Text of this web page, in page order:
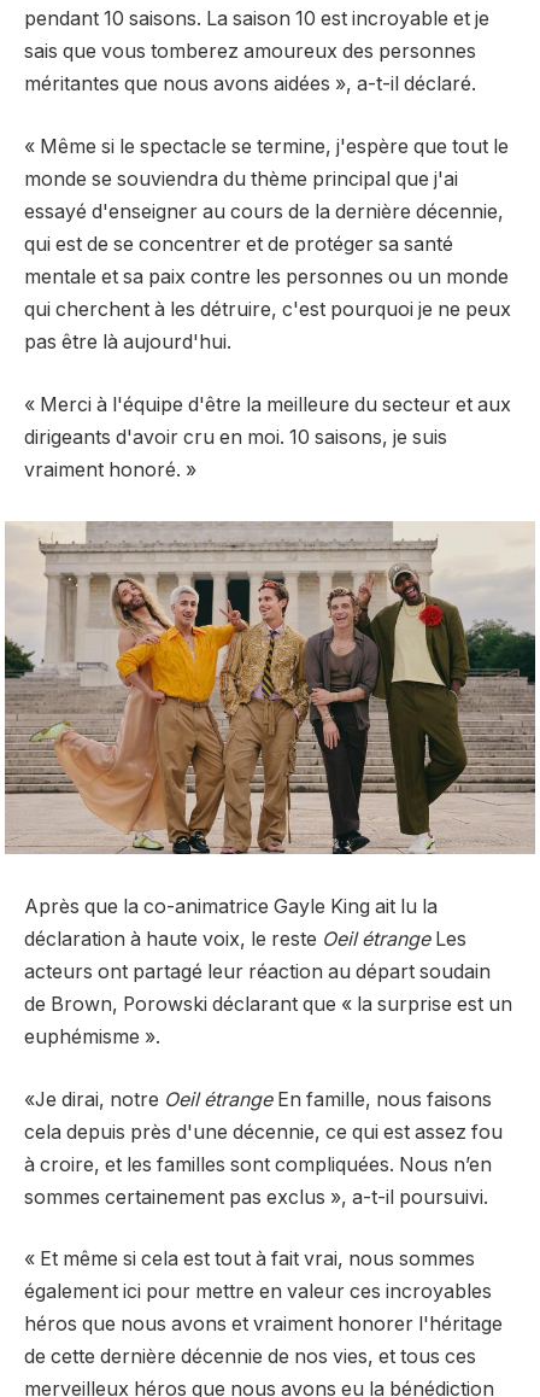
pendant 10 saisons. La saison 10 est incroyable et je
sais que vous tomberez amoureux des personnes
méritantes que nous avons aidées », a-t-il déclaré.
« Même si le spectacle se termine, j'espère que tout le
monde se souviendra du thème principal que j'ai
essayé d'enseigner au cours de la dernière décennie,
qui est de se concentrer et de protéger sa santé
mentale et sa paix contre les personnes ou un monde
qui cherchent à les détruire, c'est pourquoi je ne peux
pas être là aujourd'hui.
« Merci à l'équipe d'être la meilleure du secteur et aux
dirigeants d'avoir cru en moi. 10 saisons, je suis
vraiment honoré. »
Après que la co-animatrice Gayle King ait lu la
déclaration à haute voix, le reste Oeil étrangeLes
acteurs ont partagé leur réaction au départ soudain
de Brown, Porowski déclarant que « la surprise est un
euphémisme ».
«Je dirai, notre Oeil étrangeEn famille, nous faisons
cela depuis près d'une décennie, ce qui est assez fou
à croire, et les familles sont compliquées. Nous n’en
sommes certainement pas exclus », a-t-il poursuivi.
« Et même si cela est tout à fait vrai, nous sommes
également ici pour mettre en valeur ces incroyables
héros que nous avons et vraiment honorer l'héritage
de cette dernière décennie de nos vies, et tous ces
merveilleux héros que nous avons eu la bénédiction